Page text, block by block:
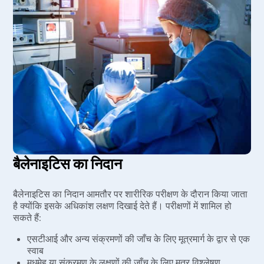
बैलेनाइटिस का निदान
बैलेनाइटिस का निदान आमतौर पर शारीरिक परीक्षण के दौरान किया जाता
है क्योंकि इसके अधिकांश लक्षण दिखाई देते हैं। परीक्षणों में शामिल हो
सकते हैं:
एसटीआई और अन्य संक्रमणों की जाँच के लिए मूत्रमार्ग के द्वार से एक
स्वाब
मधुमेह या संक्रमण के लक्षणों की जाँच के लिए मूत्र विश्लेषण